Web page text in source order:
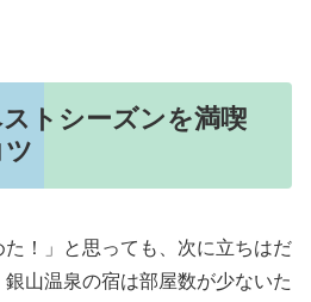
トシーズンを満喫
た！」と思っても、次に立ちはだ
山温泉の宿は部屋数が少ないた